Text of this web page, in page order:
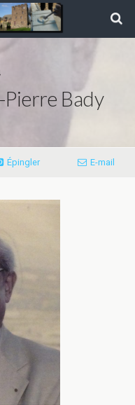
Pierre Bady
Épingler E-mail